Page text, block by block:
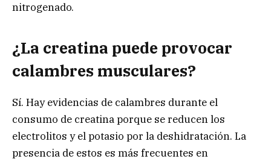
nitrogenado.
¿La creatina puede provocar
calambres musculares?
Sí. Hay evidencias de calambres durante el
consumo de creatina porque se reducen los
electrolitos y el potasio por la deshidratación. La
presencia de estos es más frecuentes en